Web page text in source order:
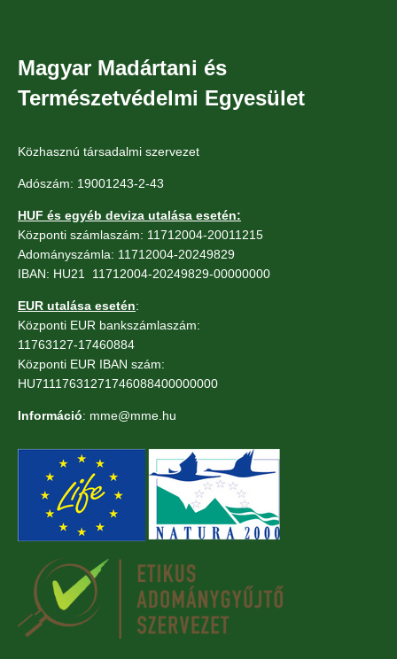
Magyar Madártani és
Természetvédelmi Egyesület
Közhasznú társadalmi szervezet
Adószám: 19001243-2-43
HUF és egyéb deviza utalása esetén:
Központi számlaszám: 11712004-20011215
Adományszámla: 11712004-20249829
IBAN: HU21 11712004-20249829-00000000
EUR utalása esetén:
Központi EUR bankszámlaszám:
11763127-17460884
Központi EUR IBAN szám:
HU71117631271746088400000000
Információ: mme@mme.hu